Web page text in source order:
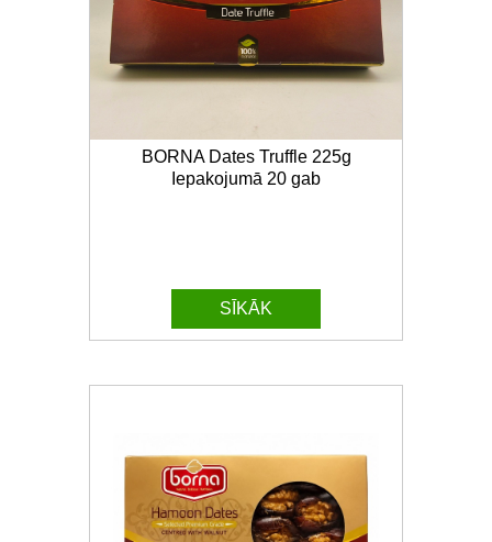
BORNA Dates Truffle 225g
Iepakojumā 20 gab
SĪKĀK